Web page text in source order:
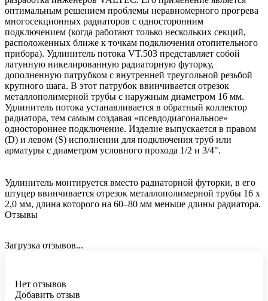
оптимальным решением проблемы неравномерного прогрева
многосекционных радиаторов с односторонним
подключением (когда работают только нескольких секций,
расположенных ближе к точкам подключения отопительного
прибора). Удлинитель потока VT.503 представляет собой
латунную никелированную радиаторную футорку,
дополненную патрубком с внутренней треугольной резьбой
крупного шага. В этот патрубок ввинчивается отрезок
металлополимерной трубы с наружным диаметром 16 мм.
Удлинитель потока устанавливается в обратный коллектор
радиатора, тем самым создавая «псевдодиагональное»
одностороннее подключение. Изделие выпускается в правом
(D) и левом (S) исполнении для подключения труб или
арматуры c диаметром условного прохода 1/2 и 3/4".
Удлинитель монтируется вместо радиаторной футорки, в его
штуцер ввинчивается отрезок металлополимерной трубы 16 х
2,0 мм, длина которого на 60–80 мм меньше длины радиатора.
Отзывы
Загрузка отзывов...
Нет отзывов
Добавить отзыв